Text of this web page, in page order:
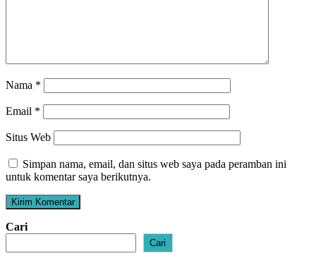
Nama *
Email *
Situs Web
Simpan nama, email, dan situs web saya pada peramban ini
untuk komentar saya berikutnya.
Cari
Cari